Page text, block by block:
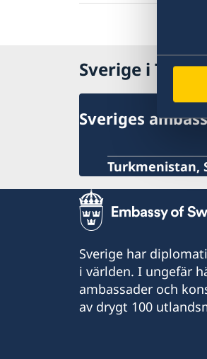
Ambassadens
Allmänna
Terrorism
Trafiksäkerhet
Kommunikationer med
Kriminalitet och
Lokala lagar och
In- och
Naturförhållanden och
Resa med dubbelt
Hur kan jag bli
katastrofsituation
Sverige i
Sveriges
Turkmenistan,
Sverige har
i världen. I ungefär
ambassader och
av drygt 100